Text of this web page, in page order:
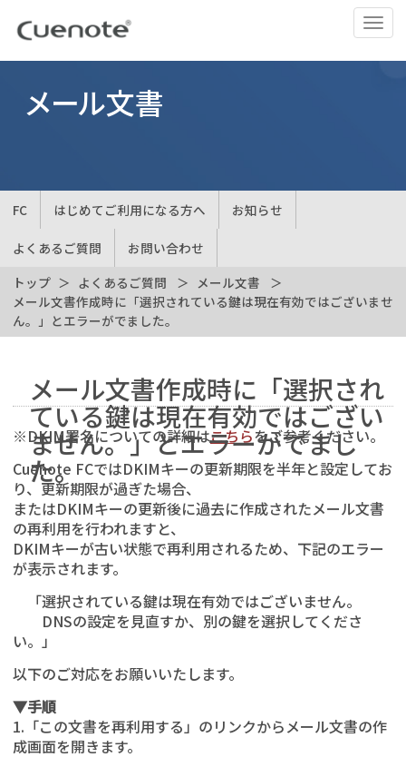
ナ
ビ
ゲ
切
メール文書
FC はじめてご利用になる方へ お知らせ
よくあるご質問
お問い合わせ
トップ
よくあるご質問
メール文書
メール文書作成時に「選択されている鍵は現在有効ではございませ
ん。」とエラーがでました。
メール文書作成時に「選択され
ている鍵は現在有効ではござい
ません。」とエラーがでまし
た。
※DKIM署名についての詳細はこちらをご参考ください。
Cuenote FCではDKIMキーの更新期限を半年と設定してお
り、更新期限が過ぎた場合、
またはDKIMキーの更新後に過去に作成されたメール文書
の再利用を行われますと、
DKIMキーが古い状態で再利用されるため、下記のエラー
が表示されます。
「選択されている鍵は現在有効ではございません。
DNSの設定を見直すか、別の鍵を選択してくださ
い。」
以下のご対応をお願いいたします。
▼手順
1.「この文書を再利用する」のリンクからメール文書の作
成画面を開きます。